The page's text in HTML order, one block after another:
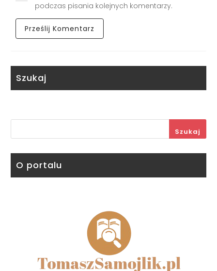
podczas pisania kolejnych komentarzy.
Szukaj
Szukaj
O portalu